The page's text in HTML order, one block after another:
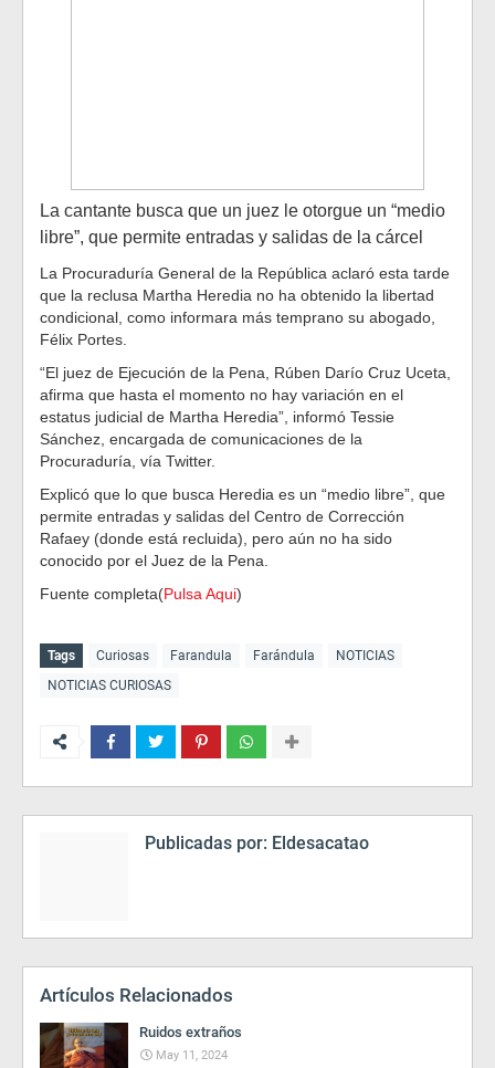
La cantante busca que un juez le otorgue un “medio
libre”, que permite entradas y salidas de la cárcel
La Procuraduría General de la República aclaró esta tarde
que la reclusa Martha Heredia no ha obtenido la libertad
condicional, como informara más temprano su abogado,
Félix Portes.
“El juez de Ejecución de la Pena, Rúben Darío Cruz Uceta,
afirma que hasta el momento no hay variación en el
estatus judicial de Martha Heredia”, informó Tessie
Sánchez, encargada de comunicaciones de la
Procuraduría, vía Twitter.
Explicó que lo que busca Heredia es un “medio libre”, que
permite entradas y salidas del Centro de Corrección
Rafaey (donde está recluida), pero aún no ha sido
conocido por el Juez de la Pena.
Fuente completa(Pulsa Aqui)
Tags Curiosas Farandula Farándula
NOTICIAS
NOTICIAS CURIOSAS
Publicadas por: Eldesacatao
Artículos Relacionados
Ruidos extraños
May 11, 2024